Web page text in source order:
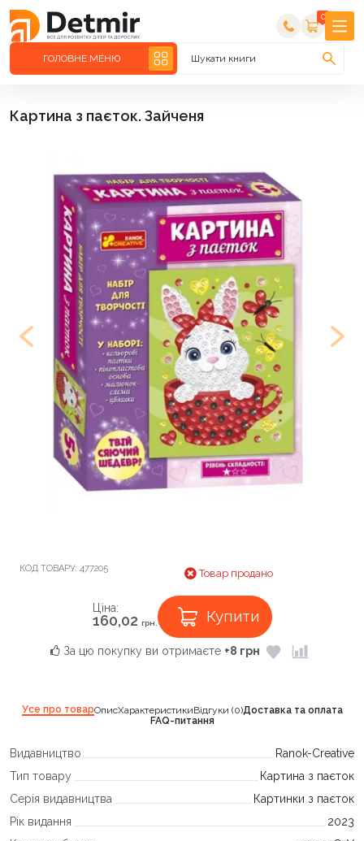
0
ГОЛОВНЕ МЕНЮ Шукати книги
Картина з паєток. Зайченя
КОД ТОВАРУ: 477205 Товар продано
Ціна:
160,02 грн. Купити
За цю покупку ви отримаєте +8 грн
Усе про товарОписХарактеристикиВідгуки (0)Доставка та оплата
FAQ-питання
Видавництво
Ranok-Creative
Тип товару
Картина з паєток
Серія видавництва
Картинки з паєток
Рік видання
2023